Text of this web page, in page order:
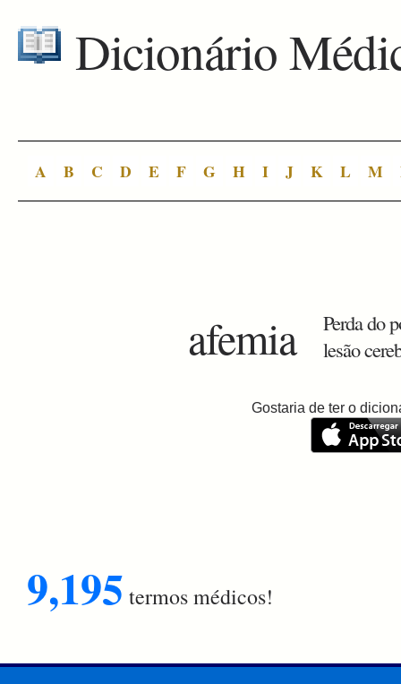
Dicionário
A B C D E F G H I J K L M
afemia
Perda do
lesão
Gostaria de ter o
9,195 termos médicos!